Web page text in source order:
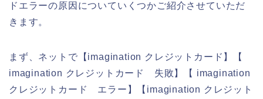
ドエラーの原因についていくつかご紹介させていただ
きます。
まず、ネットで【imagination クレジットカード】【
imagination クレジットカード 失敗】【 imagination
クレジットカード エラー】【imagination クレジット